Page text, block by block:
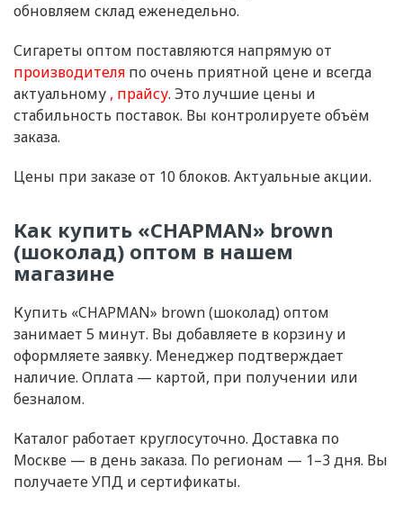
обновляем склад еженедельно.
Сигареты оптом поставляются напрямую от
производителя по очень приятной цене и всегда
актуальному прайсу. Это лучшие цены и
стабильность поставок. Вы контролируете объём
заказа.
Цены при заказе от 10 блоков. Актуальные акции.
Как купить «CHAPMAN» brown
(шоколад) оптом в нашем
магазине
Купить «CHAPMAN» brown (шоколад) оптом
занимает 5 минут. Вы добавляете в корзину и
оформляете заявку. Менеджер подтверждает
наличие. Оплата — картой, при получении или
безналом.
Каталог работает круглосуточно. Доставка по
Москве — в день заказа. По регионам — 1–3 дня. Вы
получаете УПД и сертификаты.